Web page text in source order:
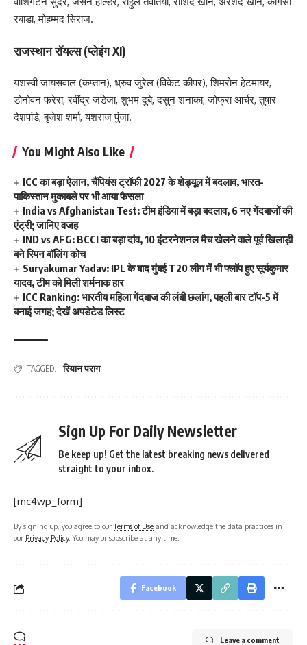
रबाडा, मोहम्मद सिराज.
राजस्थान रॉयल्स (प्लेइंग XI)
यशस्वी जायसवाल (कप्तान), ध्रुव जुरेल (विकेट कीपर), शिमरोन हेटमायर,
डोनोवन फरेरा, रवींद्र जडेजा, शुभम दुबे, दसुन शनाका, जोफ्रा आर्चर, तुषार
देशपांडे, बृजेश शर्मा, यशराज पुंजा.
You Might Also Like
ICC का बड़ा ऐलान, चैंपियंस ट्रॉफी 2027 के शेड्यूल में बदलाव, भारत-
पाकिस्तान मुकाबले पर भी आया फैसला
India vs Afghanistan Test: टीम इंडिया में बड़ा बदलाव, 6 नए गेंदबाजों की
एंट्री; जानिए वजह
IND vs AFG: BCCI का बड़ा दांव, 10 इंटरनेशनल मैच खेलने वाले पूर्व खिलाड़ी
बने स्पिन बॉलिंग कोच
Suryakumar Yadav: IPL के बाद मुंबई T20 लीग में भी फ्लॉप हुए सूर्यकुमार
यादव, टीम को मिली शर्मनाक हार
ICC Ranking: भारतीय महिला गेंदबाज की लंबी छलांग, पहली बार टॉप-5 में
बनाई जगह; देखें अपडेटेड लिस्ट
TAGGED: रियान पराग
Sign Up For Daily Newsletter
Be keep up! Get the latest breaking news delivered
straight to your inbox.
[mc4wp_form]
By signing up, you agree to ourTerms of Use and acknowledge the data practices in
our Privacy Policy. You may unsubscribe at any time.
Facebook
Leave a comment